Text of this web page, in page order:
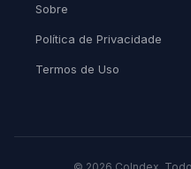
Sobre
Política de Privacidade
Termos de Uso